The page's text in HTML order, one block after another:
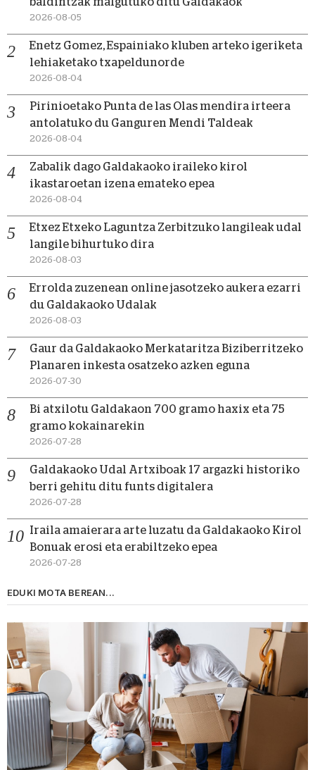
2026-08-05
Enetz Gomez, Espainiako kluben arteko igeriketa
lehiaketako txapeldunorde
2026-08-04
Pirinioetako Punta de las Olas mendira irteera
antolatuko du Ganguren Mendi Taldeak
2026-08-04
Zabalik dago Galdakaoko iraileko kirol
ikastaroetan izena emateko epea
2026-08-04
Etxez Etxeko Laguntza Zerbitzuko langileak udal
langile bihurtuko dira
2026-08-03
Errolda zuzenean online jasotzeko aukera ezarri
du Galdakaoko Udalak
2026-08-03
Gaur da Galdakaoko Merkataritza Biziberritzeko
Planaren inkesta osatzeko azken eguna
2026-07-30
Bi atxilotu Galdakaon 700 gramo haxix eta 75
gramo kokainarekin
2026-07-28
Galdakaoko Udal Artxiboak 17 argazki historiko
berri gehitu ditu funts digitalera
2026-07-28
Iraila amaierara arte luzatu da Galdakaoko Kirol
Bonuak erosi eta erabiltzeko epea
2026-07-28
EDUKI MOTA BEREAN...